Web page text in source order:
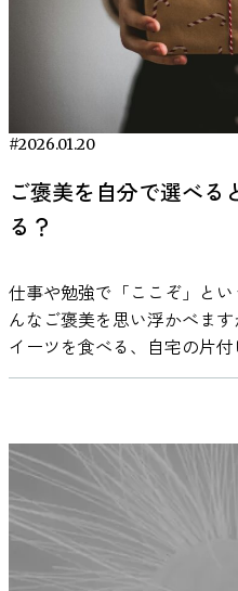
は比較的落ち着いた状態を
ただし、最適な覚醒水準は
す。単純で反復的な作業で
場合がありますが、複雑で
度な刺激がパフォーマンス
ありません。重要なのは、
知負荷を必要としているか
すが、研究の観点ではそれ
りません。より重要なのは
たとえば、音量や強弱の変化
く、認知資源を消費する可
を高めると考えられます。
される音楽や、音量変化が比
意を過度に奪いにくい傾向があります。
のせせらぎといった自然音
Restoration Theory）の文脈
の回復と関連する可能性が
する人の脳の違いとは？ ドーパミンと報酬系のはたらき
ADHDの研究では、「ドー
く取り上げられます。ドー
注意の切り替えに関わる物質です。 ADHDの特性
は、このドーパミンに関わ
る可能性が、脳画像研究など
ば、Volkowら（2009）は、
機づけに関わる脳領域のド
を示しました。この結果は、
ことがあります。 一方で、音楽を聴いたときに報酬系が活
性化することも別の研究で
（2011）は、好みの音楽を聴
ある可能性があり、音楽が
は確認されています。この2
機づけに影響する可能性が
位置づけになります。 適度な刺激が集中を安定させる理由
集中力は「静けさ」そのも
が重要です。 VIE Tunesは、脳科学の知見を取り入れた「ニ
ューロミュージック」をコ
その中に、睡眠前のリラッ
リスニングモード「SLEEP状態」が
の技術的特徴（脳波・音響設計） VIE Tunesの
は、リラックスや入眠をサ
ック」です。 ニューロミュージックとは、VIE株式会社が開
発した脳科学や神経生理学
り、その知見を音設計に応用
般的に、入眠時には覚醒状
移行していきます。SLEEP
くいよう、刺激を抑えた音
過程を妨げないための配慮といえます。
ックの観点では、音の周波数
要素とされています。一般
音楽は、 高周波成分が強すぎない 急激な周波数変化が少な
い 低〜中音域を中心とした穏やかな構成 といった特徴を持
つ傾向があります。 特に高音域の強い刺激音や鋭いアタッ
周囲からの称賛や承認を何
舞い、人から好かれ尊敬さ
競争的ナルシシズム（
競争にとらわれるタイプ。
うとし、批判的・攻撃的な態
脆弱型ナルシシズム（
やすいタイプ。表立って傲
は特別な存在でありたい願
上述のうち前者4つは顕在的
narcissism）とも総称され
通しています。しかし、そ
vs コミュナル」「称賛追求
し、顕在型とは様相が異な
には多面的な顔があるため
活動に現れるのではないか」と考え
る、あなたのパーソナリティ では実際にどのように「脳波
で性格を読む」のか、その
で、私たちの脳は自分が支
グループ）の感情に対して
識反応を示していたのです。 政治家の表情に対して、脳は
どう反応しているのか この研究では、オランダの研究チー
ムが47名の参加者を対象に
は、「自分が支持する政党
に比較対象として「政治と
の表情映像を見てもらいました。 映像では人物が無
（neutral→happy/angryの動
は画面に集中しつつ、頭皮
れました。映像を見ている
たときに脳波の強度がどの
具体的には、静止顔の間と
下したか（事象関連脱同期:
ある周波数帯で活発に活動す
下がるため、ERDが大きい
ことを意味します。本研究
ルファ）波という2種類の脳
大きさを比較しました。 ミュー波が映す共感バイアス まず
#2026.01.20
ご褒美を自分で選べる
る？
仕事や勉強で「ここぞ」と
んなご褒美を思い浮かべま
イーツを食べる、自宅の片
けプレイする――子どもの頃
身」を自分で選べるとした
のでしょうか。「与えられ
品」の方が人は頑張れるの
興味深い実験研究が報告されました。 こう
から取り組んだのが、2025